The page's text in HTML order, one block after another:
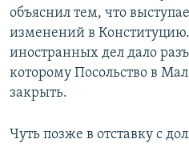
объяснил тем, что
изменений в
иностранных дел дало
которому Посольство в
закрыть.
Чуть позже в отставку с